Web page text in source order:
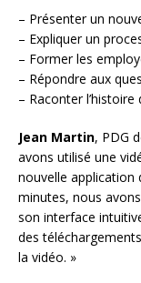
– Présenter un
– Expliquer un
– Former les
– Répondre aux
– Raconter
Jean Martin, PDG
avons utilisé une
nouvelle application
minutes, nous
son interface
des
la vidéo. »